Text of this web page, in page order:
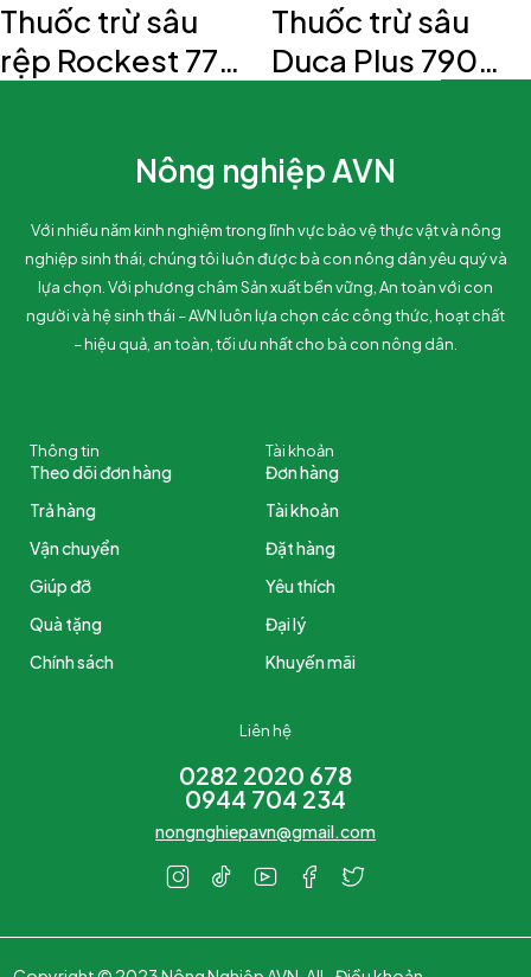
Thuốc trừ sâu
rệp Rockest 777
Thuốc trừ sâu
Duca Plus 790
Nông nghiệp AVN
Với nhiều năm kinh nghiệm trong lĩnh vực bảo vệ thực vật và nông
nghiệp sinh thái, chúng tôi luôn được bà con nông dân yêu quý và
lựa chọn. Với phương châm Sản xuất bền vững, An toàn với con
người và hệ sinh thái – AVN luôn lựa chọn các công thức, hoạt chất
– hiệu quả, an toàn, tối ưu nhất cho bà con nông dân.
Thông tin
Theo dõi đơn hàng
Trả hàng
Vận chuyển
Giúp đỡ
Quà tặng
Chính sách
Tài khoản
Đơn hàng
Tài khoản
Đặt hàng
Yêu thích
Đại lý
Khuyến mãi
Liên hệ
0282 2020 678
0944 704 234
nongnghiepavn@gmail.com